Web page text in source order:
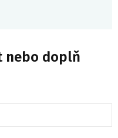
nebo doplň